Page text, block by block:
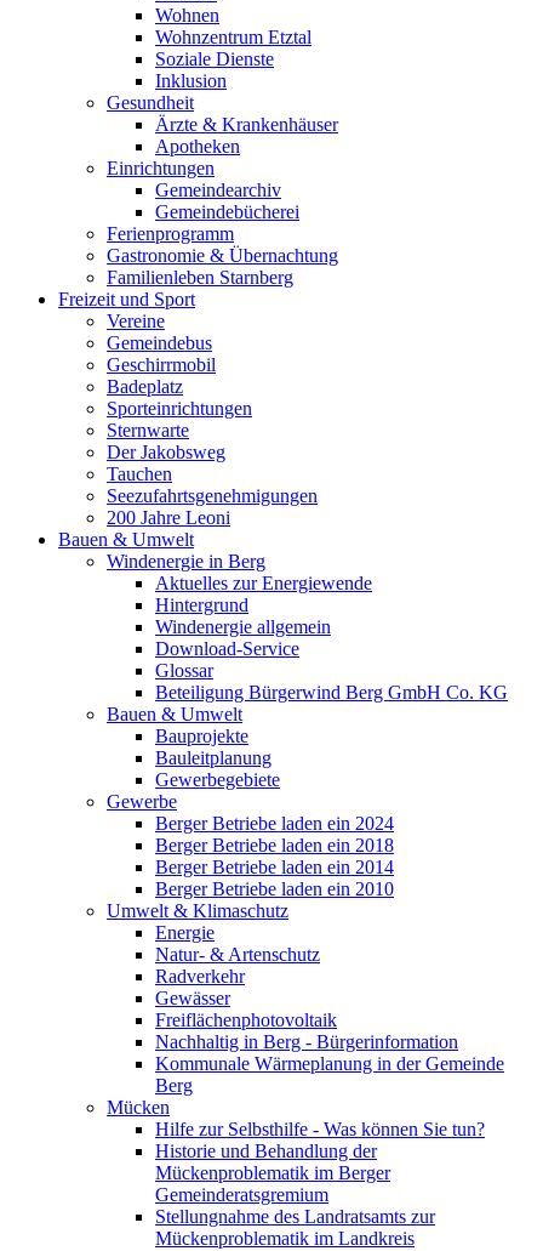
Wohnen
Wohnzentrum Etztal
Soziale Dienste
Inklusion
Gesundheit
Ärzte & Krankenhäuser
Apotheken
Einrichtungen
Gemeindearchiv
Gemeindebücherei
Ferienprogramm
Gastronomie & Übernachtung
Familienleben Starnberg
Freizeit und Sport
Vereine
Gemeindebus
Geschirrmobil
Badeplatz
Sporteinrichtungen
Sternwarte
Der Jakobsweg
Tauchen
Seezufahrtsgenehmigungen
200 Jahre Leoni
Bauen & Umwelt
Windenergie in Berg
Aktuelles zur Energiewende
Hintergrund
Windenergie allgemein
Download-Service
Glossar
Beteiligung Bürgerwind Berg GmbH Co. KG
Bauen & Umwelt
Bauprojekte
Bauleitplanung
Gewerbegebiete
Gewerbe
Berger Betriebe laden ein 2024
Berger Betriebe laden ein 2018
Berger Betriebe laden ein 2014
Berger Betriebe laden ein 2010
Umwelt & Klimaschutz
Energie
Natur- & Artenschutz
Radverkehr
Gewässer
Freiflächenphotovoltaik
Nachhaltig in Berg - Bürgerinformation
Kommunale Wärmeplanung in der Gemeinde
Berg
Mücken
Hilfe zur Selbsthilfe - Was können Sie tun?
Historie und Behandlung der
Mückenproblematik im Berger
Gemeinderatsgremium
Stellungnahme des Landratsamts zur
Mückenproblematik im Landkreis